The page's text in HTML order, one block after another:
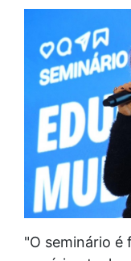
"O seminário é